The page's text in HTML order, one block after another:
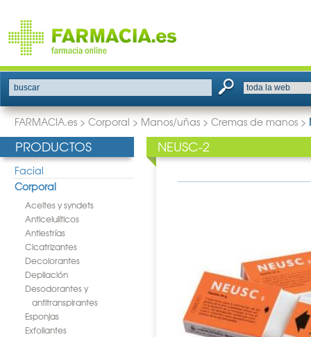
buscar
FARMACIA.es > Corporal > Manos/uñas > Cremas de manos >
PRODUCTOS
Facial
Corporal
Aceites y syndets
Anticelulíticos
Antiestrías
Cicatrizantes
Decolorantes
Depilación
Desodorantes y
antitranspirantes
Esponjas
Exfoliantes
NEUSC-2